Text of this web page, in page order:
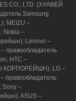
CO., LTD. (ХУАВЕЙ
Samsung
MEIZU –
Nokia –
Lenovo –
правообладатель
HTC –
КОРПОРЕЙШН); LG –
правообладатель
Sony –
ASUS –